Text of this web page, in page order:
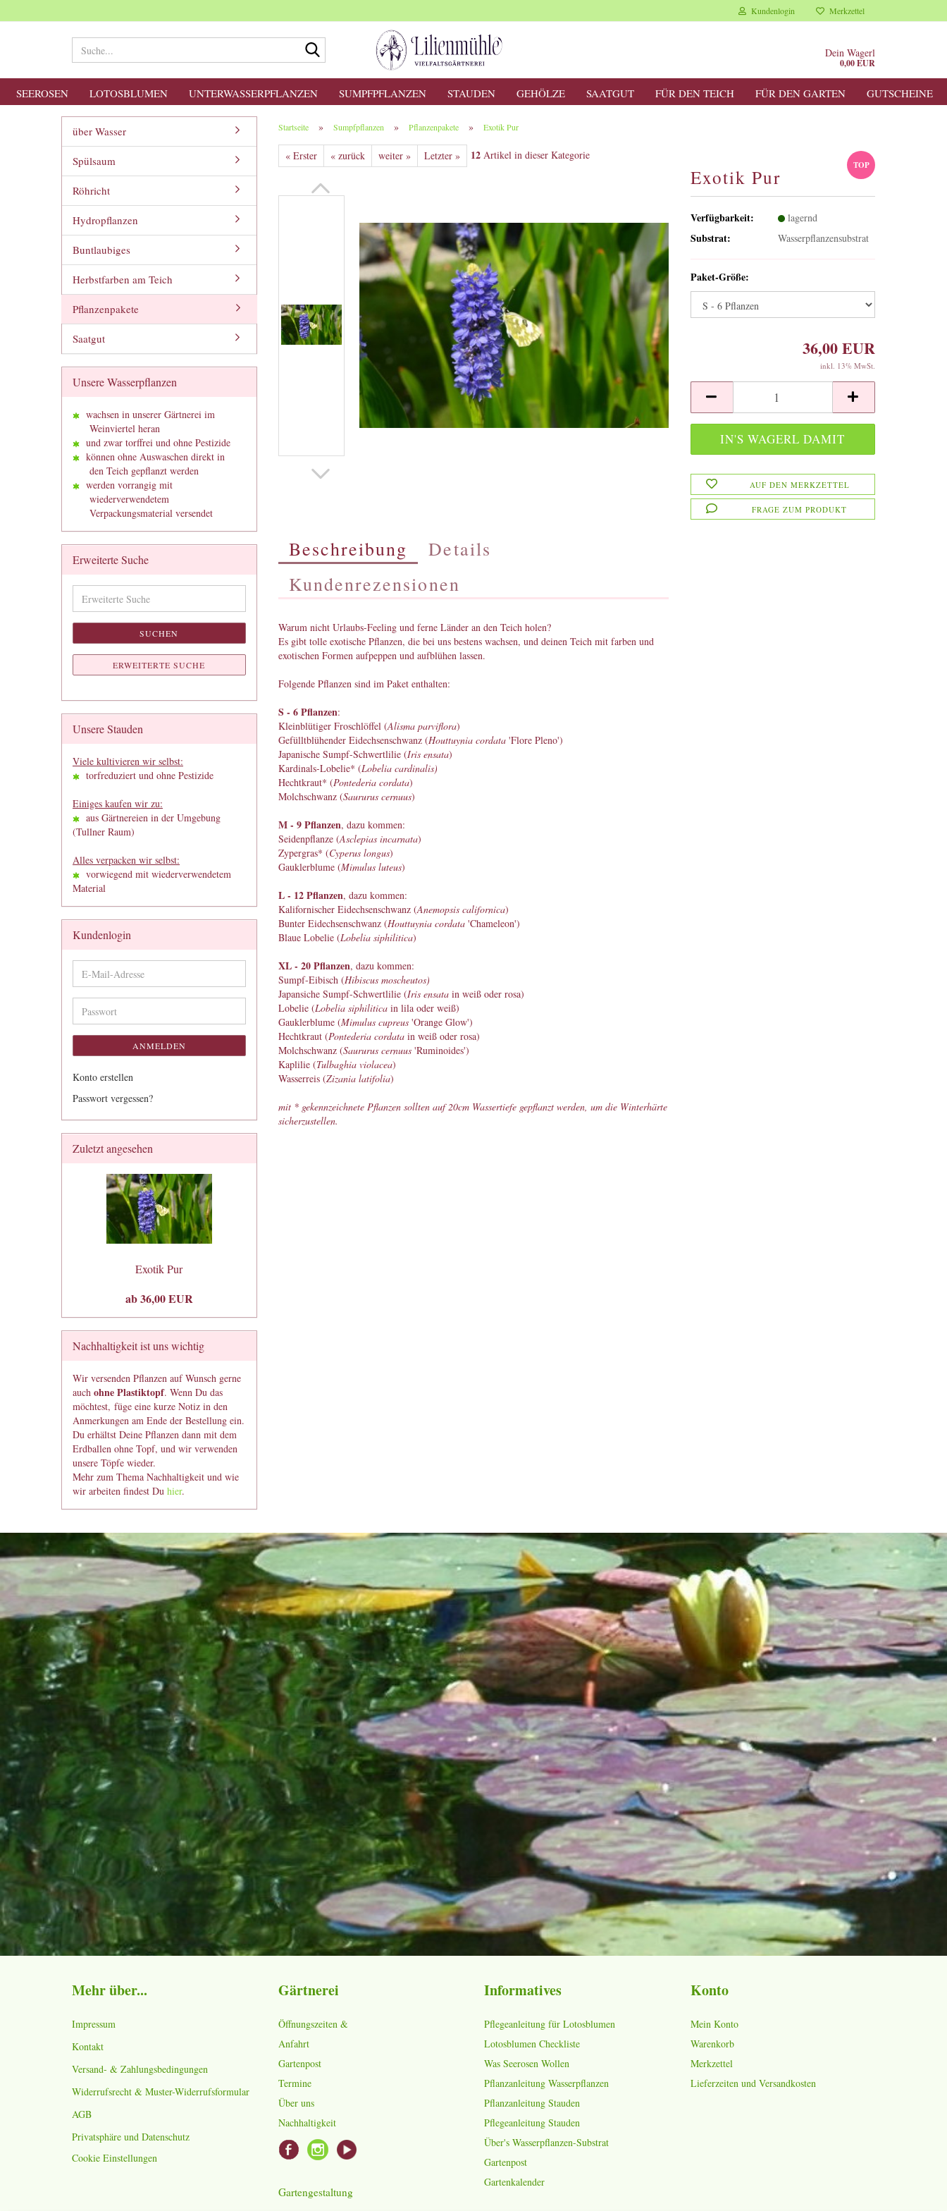
Kundenlogin Merkzettel
Dein Wagerl
0,00 EUR
SEEROSEN LOTOSBLUMEN UNTERWASSERPFLANZEN SUMPFPFLANZEN STAUDEN GEHÖLZE SAATGUT FÜR DEN TEICH FÜR DEN GARTEN GUTSCHEINE
Startseite » Sumpfpflanzen » Pflanzenpakete » Exotik Pur
« Erster « zurück weiter » Letzter » 12Artikel in dieser Kategorie
TOP
Exotik Pur
Verfügbarkeit: lagernd
Substrat: Wasserpflanzensubstrat
Paket-Größe:
36,00 EUR
inkl. 13% MwSt.
AUF DEN MERKZETTEL
FRAGE ZUM PRODUKT
Beschreibung
Details
Kundenrezensionen
Warum nicht Urlaubs-Feeling und ferne Länder an den Teich holen?
Es gibt tolle exotische Pflanzen, die bei uns bestens wachsen, und deinen Teich mit farben und
exotischen Formen aufpeppen und aufblühen lassen.
Folgende Pflanzen sind im Paket enthalten:
S - 6 Pflanzen:
Kleinblütiger Froschlöffel (Alisma parviflora)
Gefülltblühender Eidechsenschwanz (Houttuynia cordata'Flore Pleno')
Japanische Sumpf-Schwertlilie (Iris ensata)
Kardinals-Lobelie* (Lobelia cardinalis)
Hechtkraut* (Pontederia cordata)
Molchschwanz (Saururus cernuus)
M - 9 Pflanzen, dazu kommen:
Seidenpflanze (Asclepias incarnata)
Zypergras* (Cyperus longus)
Gauklerblume (Mimulus luteus)
L - 12 Pflanzen, dazu kommen:
Kalifornischer Eidechsenschwanz (Anemopsis californica)
Bunter Eidechsenschwanz (Houttuynia cordata'Chameleon')
Blaue Lobelie (Lobelia siphilitica)
XL - 20 Pflanzen, dazu kommen:
Sumpf-Eibisch (Hibiscus moscheutos)
Japansiche Sumpf-Schwertlilie (Iris ensatain weiß oder rosa)
Lobelie (Lobelia siphiliticain lila oder weiß)
Gauklerblume (Mimulus cupreus'Orange Glow')
Hechtkraut (Pontederia cordatain weiß oder rosa)
Molchschwanz (Saururus cernuus'Ruminoides')
Kaplilie (Tulbaghia violacea)
Wasserreis (Zizania latifolia)
mit * gekennzeichnete Pflanzen sollten auf 20cm Wassertiefe gepflanzt werden, um die Winterhärte
sicherzustellen.
über Wasser
Spülsaum
Röhricht
Hydropflanzen
Buntlaubiges
Herbstfarben am Teich
Pflanzenpakete
Saatgut
Unsere Wasserpflanzen
wachsen in unserer Gärtnerei im
Weinviertel heran
und zwar torffrei und ohne Pestizide
können ohne Auswaschen direkt in
den Teich gepflanzt werden
werden vorrangig mit
wiederverwendetem
Verpackungsmaterial versendet
Erweiterte Suche
Suche
SUCHEN
ERWEITERTE SUCHE
Unsere Stauden
Viele kultivieren wir selbst:
torfreduziert und ohne Pestizide
Einiges kaufen wir zu:
aus Gärtnereien in der Umgebung
(Tullner Raum)
Alles verpacken wir selbst:
vorwiegend mit wiederverwendetem
Material
Kundenlogin
E-
Mail-
Adresse
Passwort
ANMELDEN
Konto erstellen
Passwort vergessen?
Zuletzt angesehen
Exotik Pur
ab 36,00 EUR
Nachhaltigkeit ist uns wichtig
Wir versenden Pflanzen auf Wunsch gerne
auch ohne Plastiktopf. Wenn Du das
möchtest, füge eine kurze Notiz in den
Anmerkungen am Ende der Bestellung ein.
Du erhältst Deine Pflanzen dann mit dem
Erdballen ohne Topf, und wir verwenden
unsere Töpfe wieder.
Mehr zum Thema Nachhaltigkeit und wie
wir arbeiten findest Du hier.
Mehr über...
Impressum
Kontakt
Versand- & Zahlungsbedingungen
Widerrufsrecht & Muster-Widerrufsformular
AGB
Privatsphäre und Datenschutz
Cookie Einstellungen
Gärtnerei
Öffnungszeiten &
Anfahrt
Gartenpost
Termine
Über uns
Nachhaltigkeit
Gartengestaltung
Informatives
Pflegeanleitung für Lotosblumen
Lotosblumen Checkliste
Was Seerosen Wollen
Pflanzanleitung Wasserpflanzen
Pflanzanleitung Stauden
Pflegeanleitung Stauden
Über's Wasserpflanzen-Substrat
Gartenpost
Gartenkalender
Konto
Mein Konto
Warenkorb
Merkzettel
Lieferzeiten und Versandkosten